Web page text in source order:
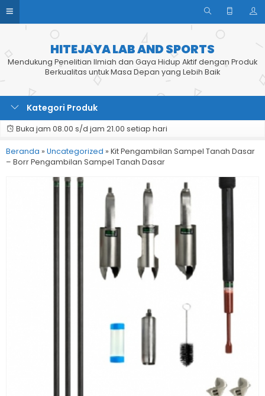
HITEJAYA LAB AND SPORTS
Mendukung Penelitian Ilmiah dan Gaya Hidup Aktif dengan Produk
Berkualitas untuk Masa Depan yang Lebih Baik
Kategori Produk
Buka jam 08.00 s/d jam 21.00 setiap hari
Beranda » Uncategorized » Kit Pengambilan Sampel Tanah Dasar
– Borr Pengambilan Sampel Tanah Dasar